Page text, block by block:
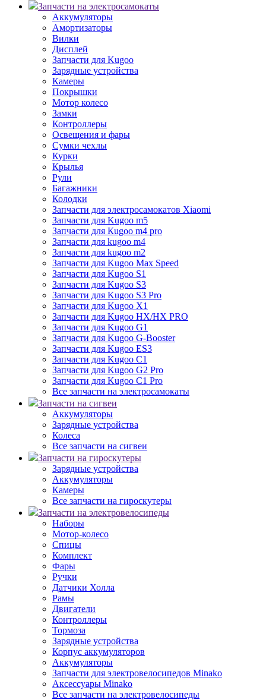
Запчасти на электросамокаты
Аккумуляторы
Амортизаторы
Вилки
Дисплей
Запчасти для Kugoo
Зарядные устройства
Камеры
Покрышки
Мотор колесо
Замки
Контроллеры
Освещения и фары
Сумки чехлы
Курки
Крылья
Рули
Багажники
Колодки
Запчасти для электросамокатов Xiaomi
Запчасти для Kugoo m5
Запчасти для Кugoo m4 pro
Запчасти для kugoo m4
Запчасти для kugoo m2
Запчасти для Kugoo Max Speed
Запчасти для Kugoo S1
Запчасти для Kugoo S3
Запчасти для Kugoo S3 Pro
Запчасти для Kugoo X1
Запчасти для Kugoo HX/HX PRO
Запчасти для Kugoo G1
Запчасти для Kugoo G-Booster
Запчасти для Kugoo ES3
Запчасти для Kugoo C1
Запчасти для Kugoo G2 Pro
Запчасти для Kugoo C1 Pro
Все запчасти на электросамокаты
Запчасти на сигвеи
Аккумуляторы
Зарядные устройства
Колеса
Все запчасти на сигвеи
Запчасти на гироскутеры
Зарядные устройства
Аккумуляторы
Камеры
Все запчасти на гироскутеры
Запчасти на электровелосипеды
Наборы
Мотор-колесо
Спицы
Комплект
Фары
Ручки
Датчики Холла
Рамы
Двигатели
Контроллеры
Тормоза
Зарядные устройства
Корпус аккумуляторов
Аккумуляторы
Запчасти для электровелосипедов Minako
Аксессуары Minako
Все запчасти на электровелосипеды